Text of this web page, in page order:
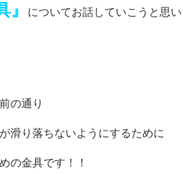
』 についてお話していこうと思い
の通り
滑り落ちないようにするために
の金具です！！